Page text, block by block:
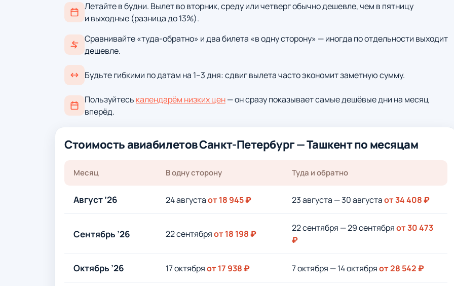
Летайте в будни. Вылет во вторник, среду или четверг обычно дешевле, чем в пятницу
и выходные (разница до 13%).
Сравнивайте «туда-обратно» и два билета «в одну сторону» — иногда по отдельности выходит
дешевле.
Будьте гибкими по датам на 1–3 дня: сдвиг вылета часто экономит заметную сумму.
Пользуйтесь календарём низких цен— он сразу показывает самые дешёвые дни на месяц
вперёд.
Стоимость авиабилетов Санкт-Петербург — Ташкент по месяцам
Месяц В одну сторону Туда и обратно
Август ’26 24 августаот 18 945 ₽ 23 августа — 30 августаот 34 408 ₽
Сентябрь ’26 22 сентябряот 18 198 ₽
22 сентября — 29 сентябряот 30 473
₽
Октябрь ’26 17 октябряот 17 938 ₽ 7 октября — 14 октябряот 28 542 ₽